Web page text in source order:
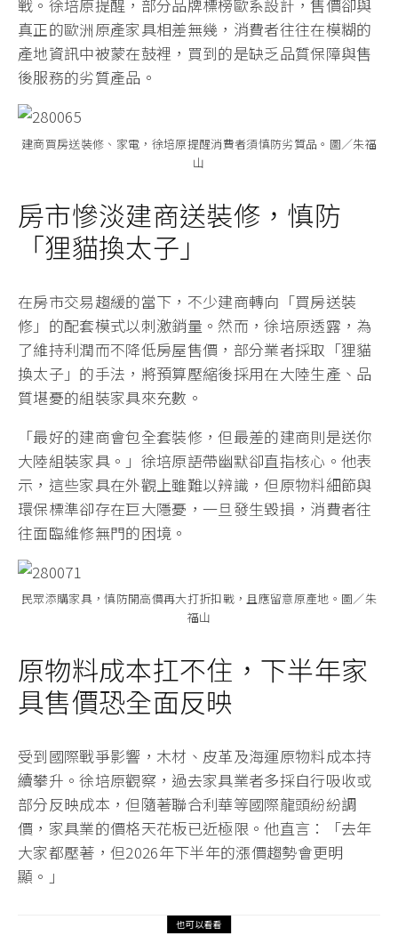
戰。徐培原提醒，部分品牌標榜歐系設計，售價卻與
真正的歐洲原產家具相差無幾，消費者往往在模糊的
產地資訊中被蒙在鼓裡，買到的是缺乏品質保障與售
後服務的劣質產品。
建商買房送裝修、家電，徐培原提醒消費者須慎防劣質品。圖／朱福
山
房市慘淡建商送裝修，慎防
「狸貓換太子」
在房市交易趨緩的當下，不少建商轉向「買房送裝
修」的配套模式以刺激銷量。然而，徐培原透露，為
了維持利潤而不降低房屋售價，部分業者採取「狸貓
換太子」的手法，將預算壓縮後採用在大陸生產、品
質堪憂的組裝家具來充數。
「最好的建商會包全套裝修，但最差的建商則是送你
大陸組裝家具。」徐培原語帶幽默卻直指核心。他表
示，這些家具在外觀上雖難以辨識，但原物料細節與
環保標準卻存在巨大隱憂，一旦發生毀損，消費者往
往面臨維修無門的困境。
民眾添購家具，慎防開高價再大打折扣戰，且應留意原產地。圖／朱
福山
原物料成本扛不住，下半年家
具售價恐全面反映
受到國際戰爭影響，木材、皮革及海運原物料成本持
續攀升。徐培原觀察，過去家具業者多採自行吸收或
部分反映成本，但隨著聯合利華等國際龍頭紛紛調
價，家具業的價格天花板已近極限。他直言：「去年
大家都壓著，但2026年下半年的漲價趨勢會更明
顯。」
也可以看看